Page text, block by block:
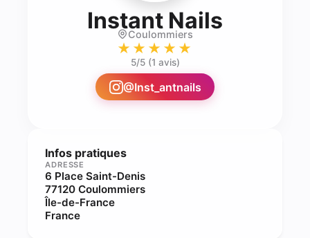
Instant Nails
Coulommiers
★★★★★
5/5 (1 avis)
@Inst_antnails
Infos pratiques
ADRESSE
6 Place Saint-Denis
77120 Coulommiers
Île-de-France
France